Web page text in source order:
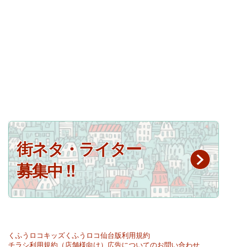
街ネタ・ライター
募集中 !!
くふうロコキッズくふうロコ仙台版利用規約
チラシ利用規約（店舗様向け） 広告についてのお問い合わせ